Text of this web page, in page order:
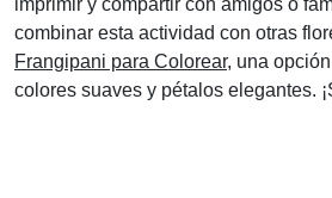
imprimir y compartir con amigos o
combinar esta actividad con otras
Frangipani para Colorear, una
colores suaves y pétalos elegantes.